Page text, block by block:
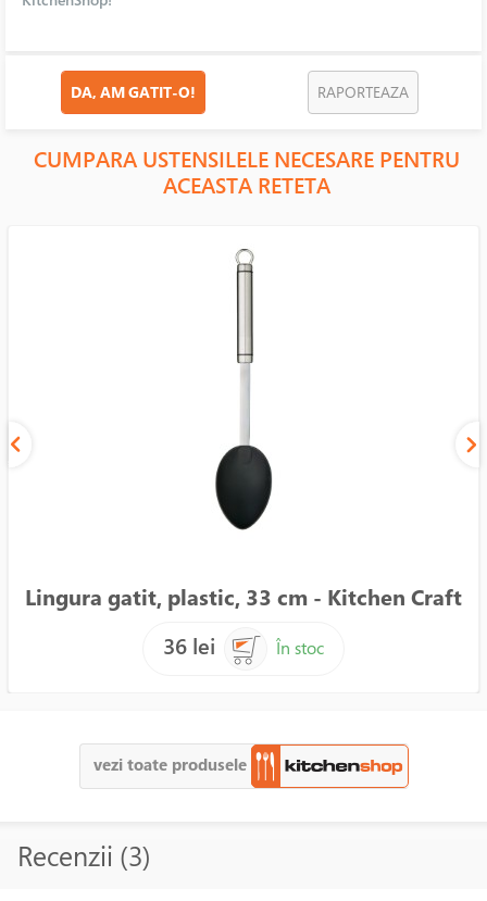
DA, AM GATIT-O! RAPORTEAZA
CUMPARA USTENSILELE NECESARE PENTRU
ACEASTA RETETA
Lingura gatit, plastic, 33 cm - Kitchen Craft
36 lei
În stoc
vezi toate produsele
Recenzii (3)